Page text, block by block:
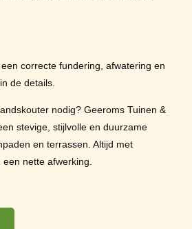
correcte fundering, afwatering en
de details.
nodig? Geeroms Tuinen &
stevige, stijlvolle en duurzame
en terrassen. Altijd met
nette afwerking.